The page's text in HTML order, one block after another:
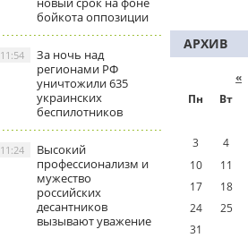
бойкота оппозиции
За ночь над
регионами РФ
уничтожили 635
украинских
беспилотников
11:54
Высокий
профессионализм и
мужество
российских
десантников
вызывают уважение
11:24
АРХИВ
«
Пн
Вт
3
4
10
11
17
18
24
25
31